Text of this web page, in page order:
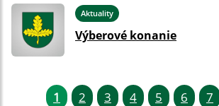
Aktuality
Výberové konanie
1 2 3 4 5 6 7